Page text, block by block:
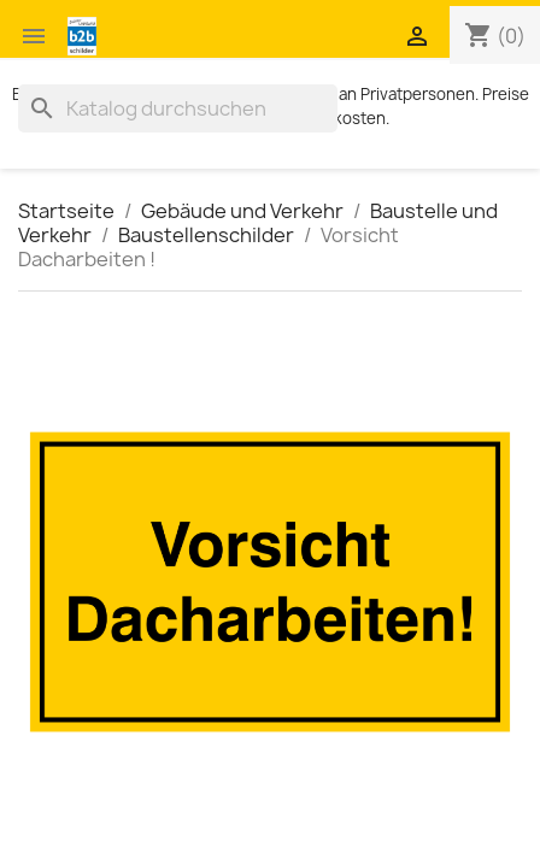
 shopping_cart (0)

Exklusiv für Geschäftskunden. Kein Verkauf an Privatpersonen. Preise
zzgl. MWST und Versandkosten.
search
Startseite Gebäude und Verkehr
Baustelle und
Verkehr
Baustellenschilder
Vorsicht
Dacharbeiten !